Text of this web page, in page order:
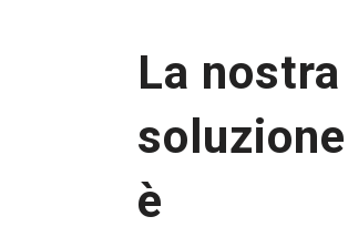
La nostra
soluzione
è